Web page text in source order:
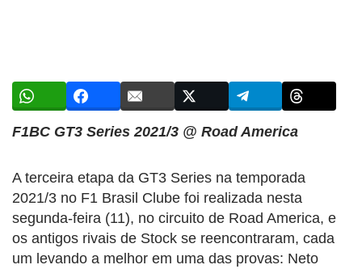
F1BC GT3 Series 2021/3 @ Road America
A terceira etapa da GT3 Series na temporada
2021/3 no F1 Brasil Clube foi realizada nesta
segunda-feira (11), no circuito de Road America, e
os antigos rivais de Stock se reencontraram, cada
um levando a melhor em uma das provas: Neto